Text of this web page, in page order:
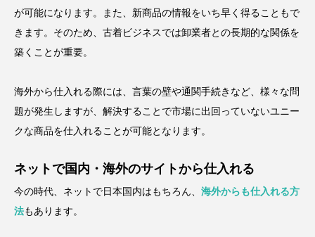
が可能になります。また、新商品の情報をいち早く得ることもで
きます。そのため、古着ビジネスでは卸業者との長期的な関係を
築くことが重要。
海外から仕入れる際には、言葉の壁や通関手続きなど、様々な問
題が発生しますが、解決することで市場に出回っていないユニー
クな商品を仕入れることが可能となります。
ネットで国内・海外のサイトから仕入れる
今の時代、ネットで日本国内はもちろん、 海外からも仕入れる方
法もあります。